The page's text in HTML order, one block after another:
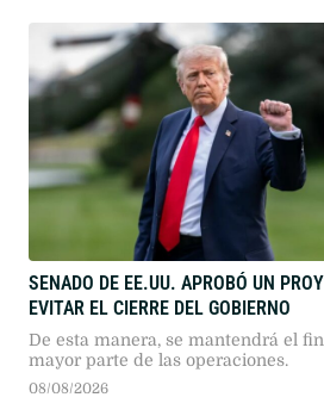
SENADO DE EE.UU. APROBÓ UN
EVITAR EL CIERRE DEL GOBIERNO
De esta manera, se mantendrá el
mayor parte de las operaciones.
08/08/2026